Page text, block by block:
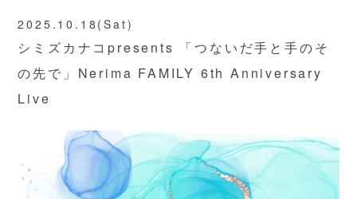
2025.10.18(Sat)
シミズカナコpresents 「つないだ手と手のそ
の先で」Nerima FAMILY 6th Anniversary
Live